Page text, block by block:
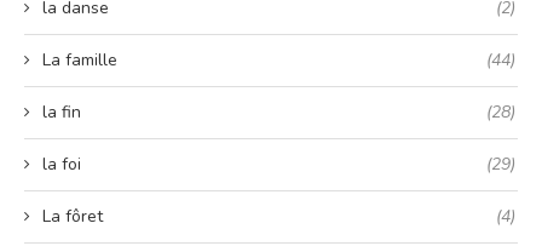
la danse (2)
La famille (44)
la fin (28)
la foi (29)
La fôret (4)